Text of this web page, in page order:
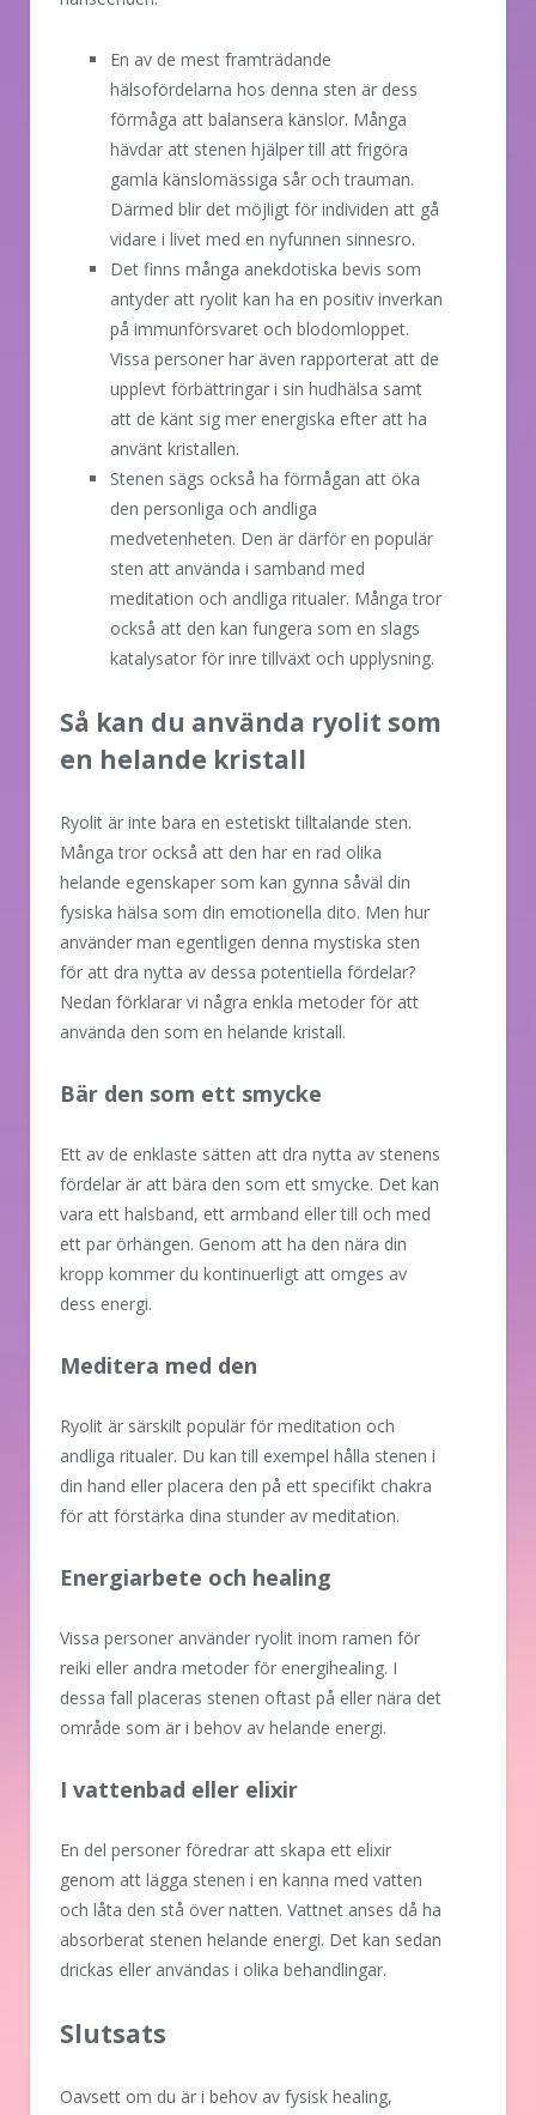
En av de mest framträdande
hälsofördelarna hos denna sten är dess
förmåga att balansera känslor. Många
hävdar att stenen hjälper till att frigöra
gamla känslomässiga sår och trauman.
Därmed blir det möjligt för individen att gå
vidare i livet med en nyfunnen sinnesro.
Det finns många anekdotiska bevis som
antyder att ryolit kan ha en positiv inverkan
på immunförsvaret och blodomloppet.
Vissa personer har även rapporterat att de
upplevt förbättringar i sin hudhälsa samt
att de känt sig mer energiska efter att ha
använt kristallen.
Stenen sägs också ha förmågan att öka
den personliga och andliga
medvetenheten. Den är därför en populär
sten att använda i samband med
meditation och andliga ritualer. Många tror
också att den kan fungera som en slags
katalysator för inre tillväxt och upplysning.
Så kan du använda ryolit som
en helande kristall
Ryolit är inte bara en estetiskt tilltalande sten.
Många tror också att den har en rad olika
helande egenskaper som kan gynna såväl din
fysiska hälsa som din emotionella dito. Men hur
använder man egentligen denna mystiska sten
för att dra nytta av dessa potentiella fördelar?
Nedan förklarar vi några enkla metoder för att
använda den som en helande kristall.
Bär den som ett smycke
Ett av de enklaste sätten att dra nytta av stenens
fördelar är att bära den som ett smycke. Det kan
vara ett halsband, ett armband eller till och med
ett par örhängen. Genom att ha den nära din
kropp kommer du kontinuerligt att omges av
dess energi.
Meditera med den
Ryolit är särskilt populär för meditation och
andliga ritualer. Du kan till exempel hålla stenen i
din hand eller placera den på ett specifikt chakra
för att förstärka dina stunder av meditation.
Energiarbete och healing
Vissa personer använder ryolit inom ramen för
reiki eller andra metoder för energihealing. I
dessa fall placeras stenen oftast på eller nära det
område som är i behov av helande energi.
I vattenbad eller elixir
En del personer föredrar att skapa ett elixir
genom att lägga stenen i en kanna med vatten
och låta den stå över natten. Vattnet anses då ha
absorberat stenen helande energi. Det kan sedan
drickas eller användas i olika behandlingar.
Slutsats
Oavsett om du är i behov av fysisk healing,